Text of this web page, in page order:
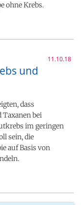
ohne Krebs.
11.10.18
und
dass
bei
im geringen
sein, die
auf Basis von